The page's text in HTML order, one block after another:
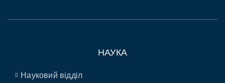
НАУКА
Науковий відділ